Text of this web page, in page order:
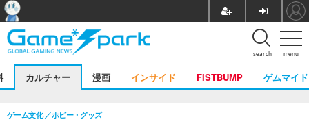
menu
search
カルチャー 漫画 インサイド FISTBUMP ゲムマイド
ゲーム文化 ホビー・グッズ